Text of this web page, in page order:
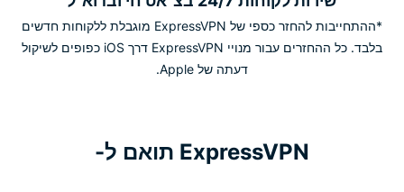
*ההתחייבות להחזר כספי של ExpressVPN מוגבלת ללקוחות חדשים
בלבד. כל ההחזרים עבור מנויי ExpressVPN דרך iOS כפופים לשיקול
דעתה של Apple.
ExpressVPN תואם ל-